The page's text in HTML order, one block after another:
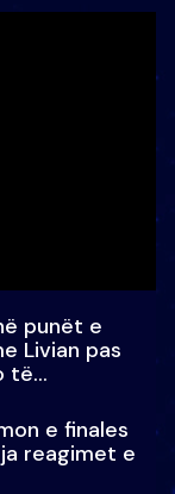
punët e
Livian pas
të
e finales
reagimet e